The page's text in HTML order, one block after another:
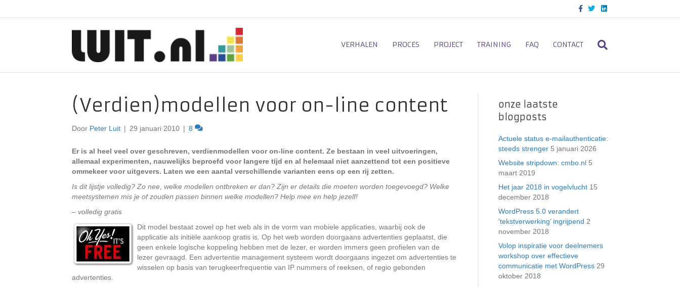
c
o
o
T
i
e
L
n
d
VERHALEN PROCES PROJECT TRAINING FAQ CONTACT
(Verdien)modellen voor on-line content
Door Peter Luit | 29 januari 2010 | 8
Er is al heel veel over geschreven, verdienmodellen voor on-line content. Ze bestaan in veel uitvoeringen,
allemaal experimenten, nauwelijks beproefd voor langere tijd en al helemaal niet aanzettend tot een positieve
ommekeer voor uitgevers. Laten we een aantal verschillende varianten eens op een rij zetten.
Is dit lijstje volledig? Zo nee, welke modellen ontbreken er dan? Zijn er details die moeten worden toegevoegd? Welke
meetsystemen mis je of zouden passen binnen welke modellen? Help mee en help jezelf!
– volledig gratis
Dit model bestaat zowel op het web als in de vorm van mobiele applicaties, waarbij ook de
applicatie als initiële aankoop gratis is. Op het web worden doorgaans advertenties geplaatst, die
geen enkele logische koppeling hebben met de lezer, er worden immers geen profielen van de
lezer gevraagd. Een advertentie management systeem wordt doorgaans ingezet om advertenties te
wisselen op basis van terugkeerfrequentie van IP nummers of reeksen, of regio gebonden
advertenties.
onze laatste
blogposts
Actuele status e-mailauthenticatie:
steeds strenger 5 januari 2026
Website stripdown: cmbo.nl 5
maart 2019
Het jaar 2018 in vogelvlucht 15
december 2018
WordPress 5.0 verandert
’tekstverwerking’ ingrijpend 2
november 2018
Volop inspiratie voor deelnemers
workshop over effectieve
communicatie met WordPress 29
oktober 2018